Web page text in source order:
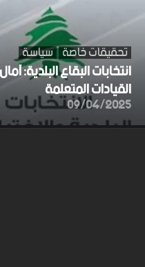
تحقيقات خاصة سياسة
انتخابات البقاع البلدية:
القيادات المتعلمة
09/04/2025